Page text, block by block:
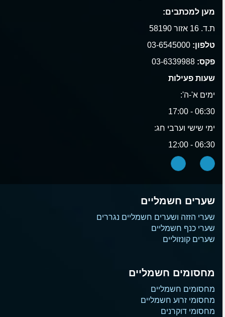
מען למכתבים:
ת.ד. 16 אזור 58190
טלפון:
פקס:
שעות פעילות
ימים א'-ה':
06:30 - 17:00
ימי שישי וערבי חג:
06:30 - 12:00
שערים חשמליים
שערי הזזה ושערים חשמליים נגררים
שערי כנף חשמליים
שערים קונזוליים
מחסומים חשמליים
מחסומים חשמליים
מחסומי זרוע חשמליים
מחסומי דוקרנים